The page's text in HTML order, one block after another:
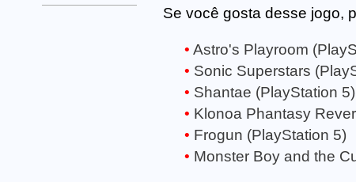
Se você gosta desse jogo,
Astro's Playroom
Sonic Superstars
Shantae (PlayStation 5)
Klonoa Phantasy
Frogun (PlayStation 5)
Monster Boy and the